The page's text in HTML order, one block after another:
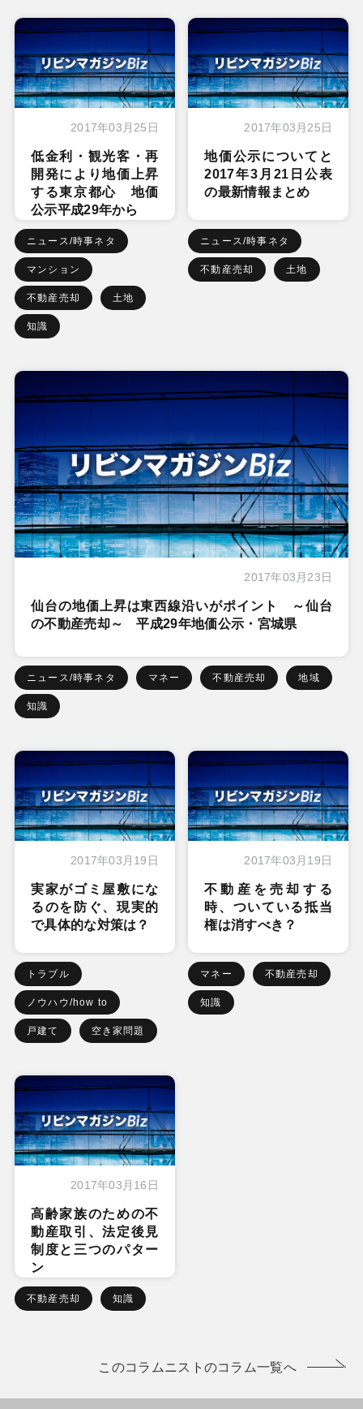
2017年03月25日
低金利・観光客・再
開発により地価上昇
する東京都心 地価
公示平成29年から
ニュース/時事ネタ
マンション
不動産売却 土地
知識
2017年03月25日
地価公示についてと
2017年3月21日公表
の最新情報まとめ
ニュース/時事ネタ
不動産売却 土地
2017年03月23日
仙台の地価上昇は東西線沿いがポイント ～仙台
の不動産売却～ 平成29年地価公示・宮城県
ニュース/時事ネタ マネー 不動産売却 地域
知識
2017年03月19日
実家がゴミ屋敷にな
るのを防ぐ、現実的
で具体的な対策は？
トラブル
ノウハウ/how to
戸建て 空き家問題
2017年03月19日
不動産を売却する
時、ついている抵当
権は消すべき？
マネー 不動産売却
知識
2017年03月16日
高齢家族のための不
動産取引、法定後見
制度と三つのパター
ン
不動産売却 知識
このコラムニストのコラム一覧へ